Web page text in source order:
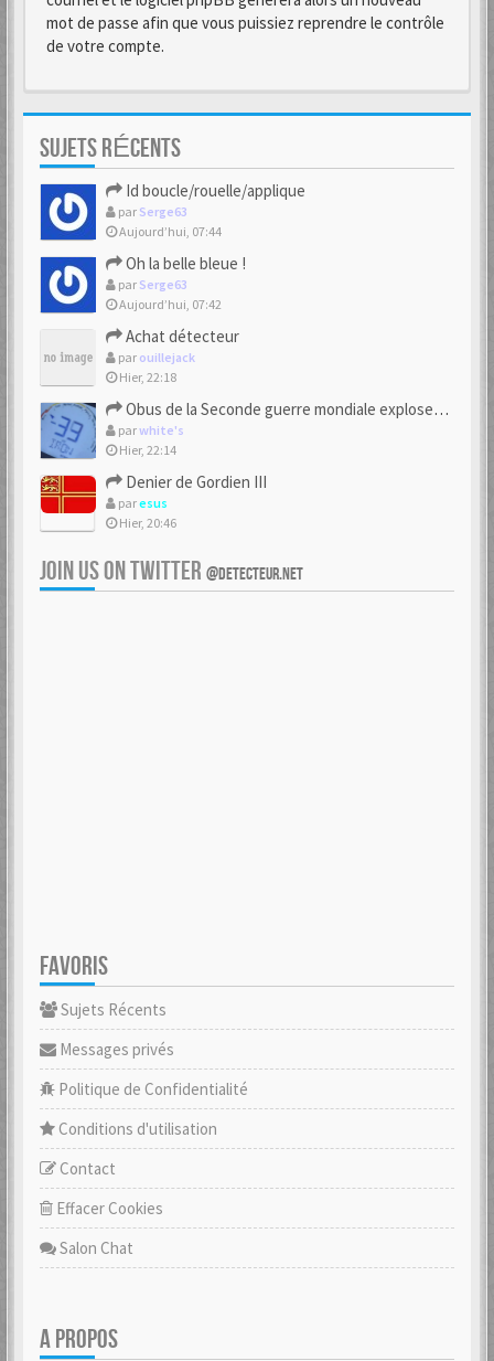
mot de passe afin que vous puissiez reprendre le contrôle
de votre compte.
SUJETS RÉCENTS
Id boucle/rouelle/applique
par Serge63
Aujourd’hui, 07:44
Oh la belle bleue !
par Serge63
Aujourd’hui, 07:42
Achat détecteur
par ouillejack
Hier, 22:18
Obus de la Seconde guerre mondiale explosent dans des champs.
parwhite's
Hier, 22:14
Denier de Gordien III
paresus
Hier, 20:46
JOIN US ON TWITTER @DETECTEUR.NET
FAVORIS
Sujets Récents
Messages privés
Politique de Confidentialité
Conditions d'utilisation
Contact
Effacer Cookies
Salon Chat
A PROPOS